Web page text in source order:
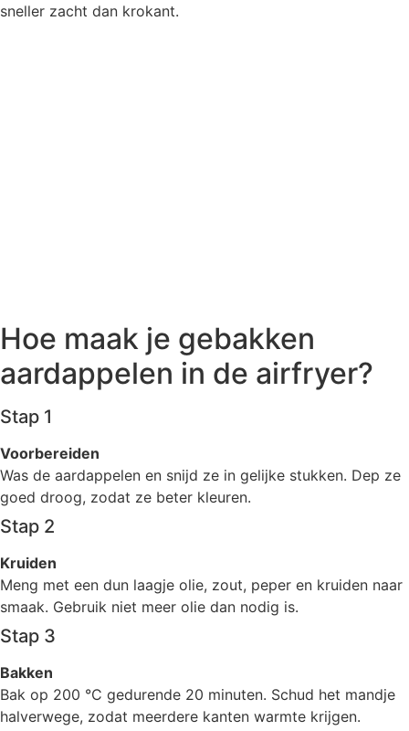
sneller zacht dan krokant.
Hoe maak je gebakken
aardappelen in de airfryer?
Stap 1
Voorbereiden
Was de aardappelen en snijd ze in gelijke stukken. Dep ze
goed droog, zodat ze beter kleuren.
Stap 2
Kruiden
Meng met een dun laagje olie, zout, peper en kruiden naar
smaak. Gebruik niet meer olie dan nodig is.
Stap 3
Bakken
Bak op 200 °C gedurende 20 minuten. Schud het mandje
halverwege, zodat meerdere kanten warmte krijgen.